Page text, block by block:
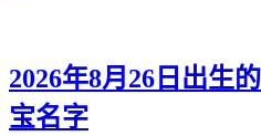
2026年8月26日出生
宝名字